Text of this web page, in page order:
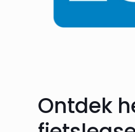
Ontdek